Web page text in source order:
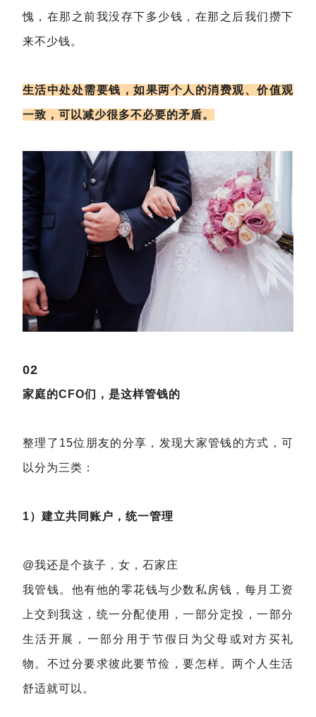
愧，在那之前我没存下多少钱，在那之后我们攒下
来不少钱。
生活中处处需要钱，如果两个人的消费观、价值观
一致，可以减少很多不必要的矛盾。
02
家庭的CFO们，是这样管钱的
整理了15位朋友的分享，发现大家管钱的方式，可
以分为三类：
1）建立共同账户，统一管理
@我还是个孩子，女，石家庄
我管钱。他有他的零花钱与少数私房钱，每月工资
上交到我这，统一分配使用，一部分定投，一部分
生活开展，一部分用于节假日为父母或对方买礼
物。不过分要求彼此要节俭，要怎样。两个人生活
舒适就可以。